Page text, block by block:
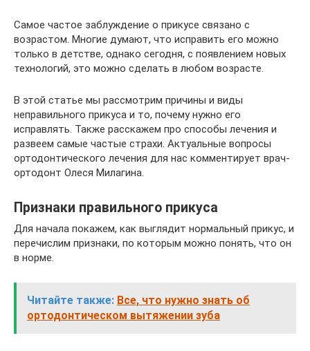
Самое частое заблуждение о прикусе связано с
возрастом. Многие думают, что исправить его можно
только в детстве, однако сегодня, с появлением новых
технологий, это можно сделать в любом возрасте.
В этой статье мы рассмотрим причины и виды
неправильного прикуса и то, почему нужно его
исправлять. Также расскажем про способы лечения и
развеем самые частые страхи. Актуальные вопросы
ортодонтического лечения для нас комментирует врач-
ортодонт Олеся Милагина.
Признаки правильного прикуса
Для начала покажем, как выглядит нормальный прикус, и
перечислим признаки, по которым можно понять, что он
в норме.
Читайте также: Все, что нужно знать об
ортодонтическом вытяжении зуба